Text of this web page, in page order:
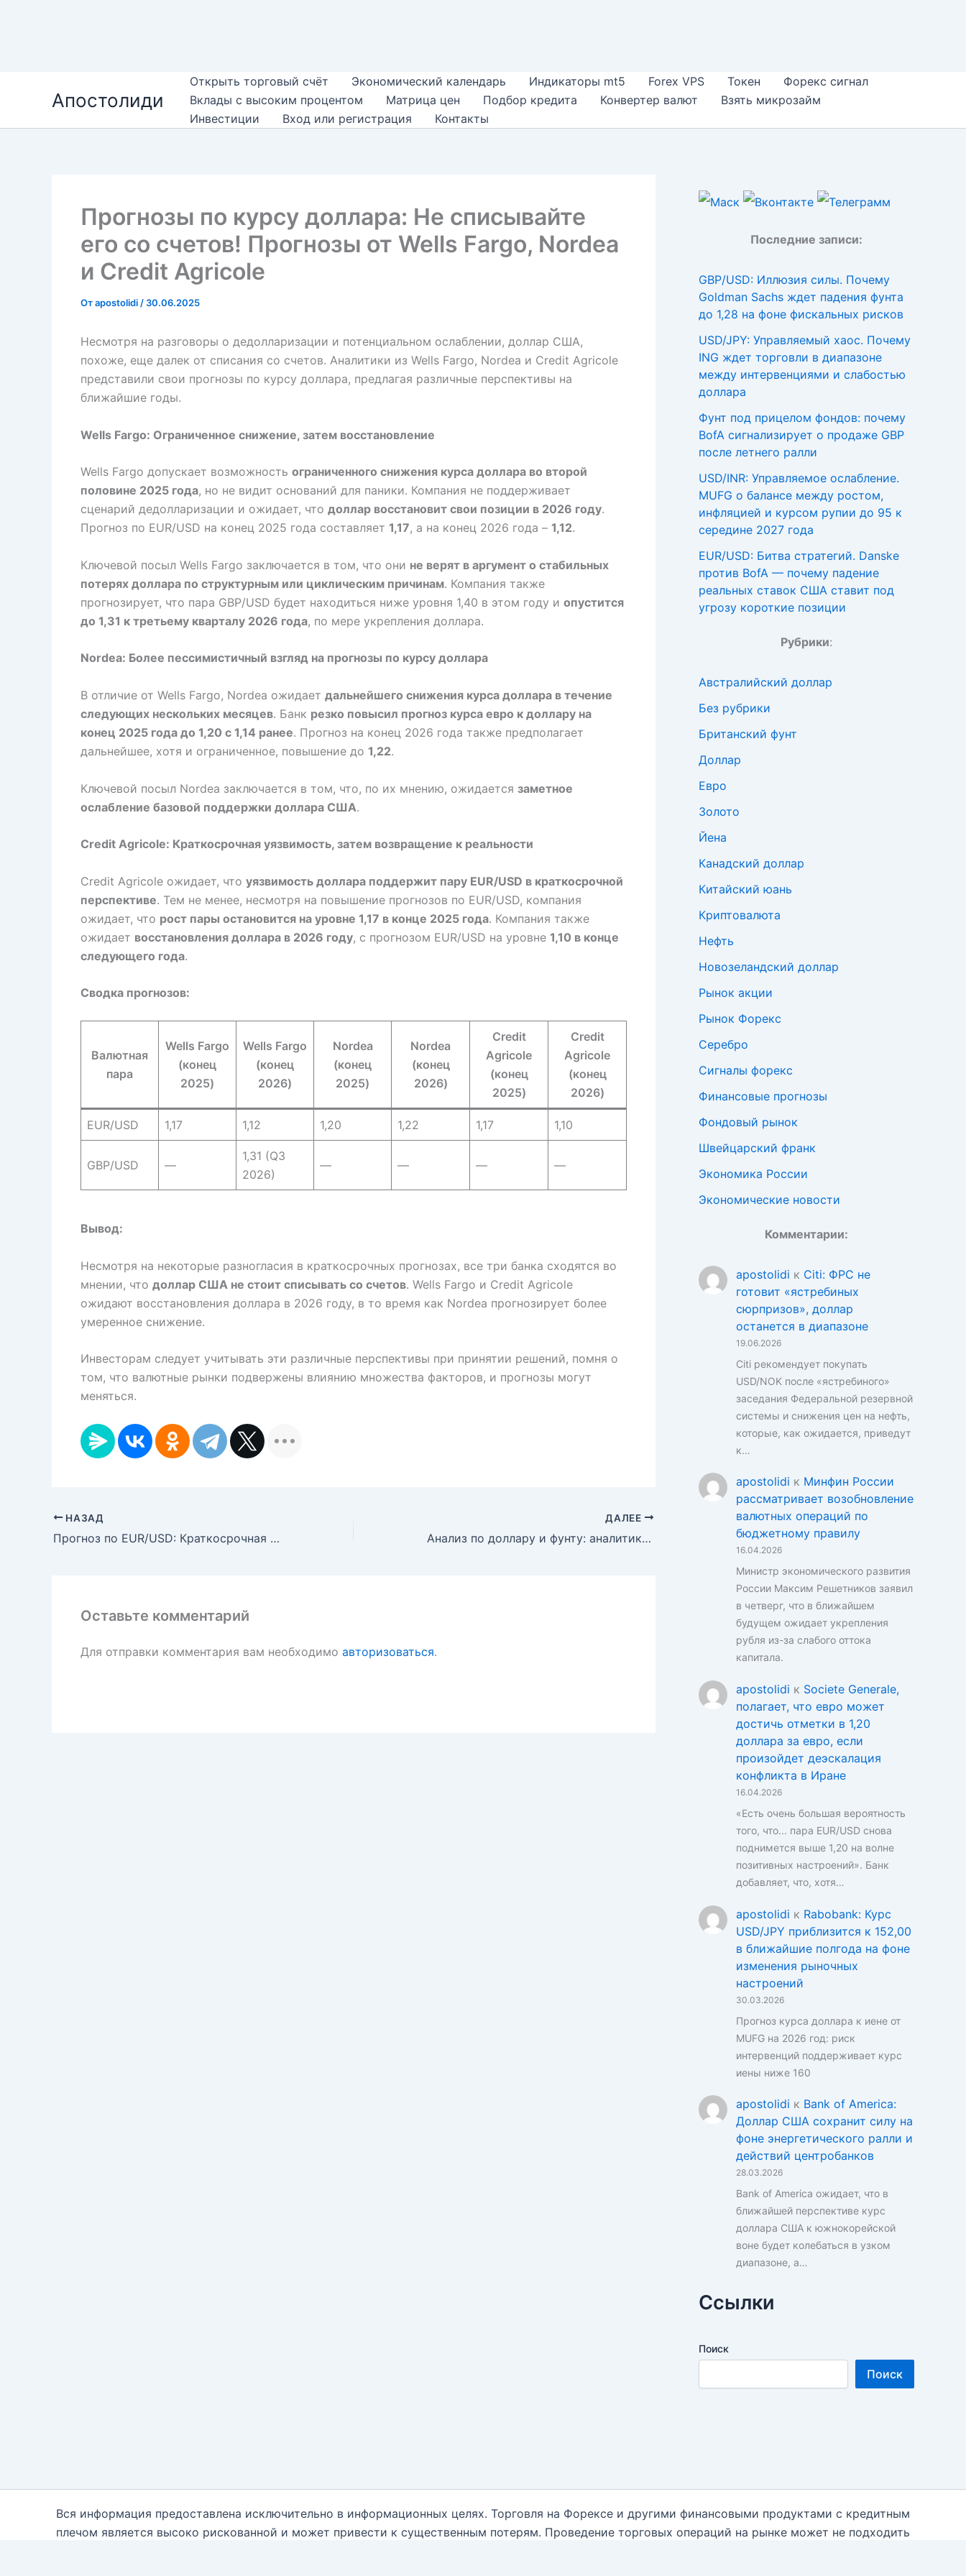
Апостолиди
Открыть торговый счёт Экономический календарь Индикаторы mt5 Forex VPS Токен
Форекс сигнал
Вклады с высоким процентом
Матрица цен Подбор кредита Конвертер валют
Взять микрозайм
Инвестиции
Вход или регистрация Контакты
Прогнозы по курсу доллара: Не списывайте
его со счетов! Прогнозы от Wells Fargo, Nordea
и Credit Agricole
Отapostolidi / 30.06.2025
Несмотря на разговоры о дедолларизации и потенциальном ослаблении, доллар США,
похоже, еще далек от списания со счетов. Аналитики из Wells Fargo, Nordea и Credit Agricole
представили свои прогнозы по курсу доллара, предлагая различные перспективы на
ближайшие годы.
Wells Fargo: Ограниченное снижение, затем восстановление
Wells Fargo допускает возможность ограниченного снижения курса доллара во второй
половине 2025 года, но не видит оснований для паники. Компания не поддерживает
сценарий дедолларизации и ожидает, что доллар восстановит свои позиции в 2026 году.
Прогноз по EUR/USD на конец 2025 года составляет 1,17, а на конец 2026 года – 1,12.
Ключевой посыл Wells Fargo заключается в том, что они не верят в аргумент о стабильных
потерях доллара по структурным или циклическим причинам. Компания также
прогнозирует, что пара GBP/USD будет находиться ниже уровня 1,40 в этом году и опустится
до 1,31 к третьему кварталу 2026 года, по мере укрепления доллара.
Nordea: Более пессимистичный взгляд на прогнозы по курсу доллара
В отличие от Wells Fargo, Nordea ожидает дальнейшего снижения курса доллара в течение
следующих нескольких месяцев. Банк резко повысил прогноз курса евро к доллару на
конец 2025 года до 1,20 с 1,14 ранее. Прогноз на конец 2026 года также предполагает
дальнейшее, хотя и ограниченное, повышение до 1,22.
Ключевой посыл Nordea заключается в том, что, по их мнению, ожидается заметное
ослабление базовой поддержки доллара США.
Credit Agricole: Краткосрочная уязвимость, затем возвращение к реальности
Credit Agricole ожидает, что уязвимость доллара поддержит пару EUR/USD в краткосрочной
перспективе. Тем не менее, несмотря на повышение прогнозов по EUR/USD, компания
ожидает, что рост пары остановится на уровне 1,17 в конце 2025 года. Компания также
ожидает восстановления доллара в 2026 году, с прогнозом EUR/USD на уровне 1,10 в конце
следующего года.
Сводка прогнозов:
Валютная
пара
Wells Fargo
(конец
2025)
Wells Fargo
(конец
2026)
Nordea
(конец
2025)
Nordea
(конец
2026)
Credit
Agricole
(конец
2025)
Credit
Agricole
(конец
2026)
EUR/USD 1,17 1,12 1,20 1,22 1,17 1,10
GBP/USD —
1,31 (Q3
2026)
— — — —
Вывод:
Несмотря на некоторые разногласия в краткосрочных прогнозах, все три банка сходятся во
мнении, что доллар США не стоит списывать со счетов. Wells Fargo и Credit Agricole
ожидают восстановления доллара в 2026 году, в то время как Nordea прогнозирует более
умеренное снижение.
Инвесторам следует учитывать эти различные перспективы при принятии решений, помня о
том, что валютные рынки подвержены влиянию множества факторов, и прогнозы могут
меняться.
НАЗАД
Прогноз по EUR/USD: Краткосрочная консолидация перед рывком к 1.20?
ДАЛЕЕ
Анализ по доллару и фунту: аналитики ING видят «упорядоченный медвежий тренд»
Оставьте комментарий
Для отправки комментария вам необходимо авторизоваться.
Последние записи:
GBP/USD: Иллюзия силы. Почему
Goldman Sachs ждет падения фунта
до 1,28 на фоне фискальных рисков
USD/JPY: Управляемый хаос. Почему
ING ждет торговли в диапазоне
между интервенциями и слабостью
доллара
Фунт под прицелом фондов: почему
BofA сигнализирует о продаже GBP
после летнего ралли
USD/INR: Управляемое ослабление.
MUFG о балансе между ростом,
инфляцией и курсом рупии до 95 к
середине 2027 года
EUR/USD: Битва стратегий. Danske
против BofA — почему падение
реальных ставок США ставит под
угрозу короткие позиции
Рубрики:
Австралийский доллар
Без рубрики
Британский фунт
Доллар
Евро
Золото
Йена
Канадский доллар
Китайский юань
Криптовалюта
Нефть
Новозеландский доллар
Рынок акции
Рынок Форекс
Серебро
Сигналы форекс
Финансовые прогнозы
Фондовый рынок
Швейцарский франк
Экономика России
Экономические новости
Комментарии:
apostolidi к Citi: ФРС не
готовит «ястребиных
сюрпризов», доллар
останется в диапазоне
19.06.2026
Citi рекомендует покупать
USD/NOK после «ястребиного»
заседания Федеральной резервной
системы и снижения цен на нефть,
которые, как ожидается, приведут
к…
apostolidi к Минфин России
рассматривает возобновление
валютных операций по
бюджетному правилу
16.04.2026
Министр экономического развития
России Максим Решетников заявил
в четверг, что в ближайшем
будущем ожидает укрепления
рубля из-за слабого оттока
капитала.
apostolidi к Societe Generale,
полагает, что евро может
достичь отметки в 1,20
доллара за евро, если
произойдет деэскалация
конфликта в Иране
16.04.2026
«Есть очень большая вероятность
того, что... пара EUR/USD снова
поднимется выше 1,20 на волне
позитивных настроений». Банк
добавляет, что, хотя…
apostolidi к Rabobank: Курс
USD/JPY приблизится к 152,00
в ближайшие полгода на фоне
изменения рыночных
настроений
30.03.2026
Прогноз курса доллара к иене от
MUFG на 2026 год: риск
интервенций поддерживает курс
иены ниже 160
apostolidi к Bank of America:
Доллар США сохранит силу на
фоне энергетического ралли и
действий центробанков
28.03.2026
Bank of America ожидает, что в
ближайшей перспективе курс
доллара США к южнокорейской
воне будет колебаться в узком
диапазоне, а…
Ссылки
Поиск
Поиск
Вся информация предоставлена исключительно в информационных целях. Торговля на Форексе и другими финансовыми продуктами с кредитным
плечом является высоко рискованной и может привести к существенным потерям. Проведение торговых операций на рынке может не подходить